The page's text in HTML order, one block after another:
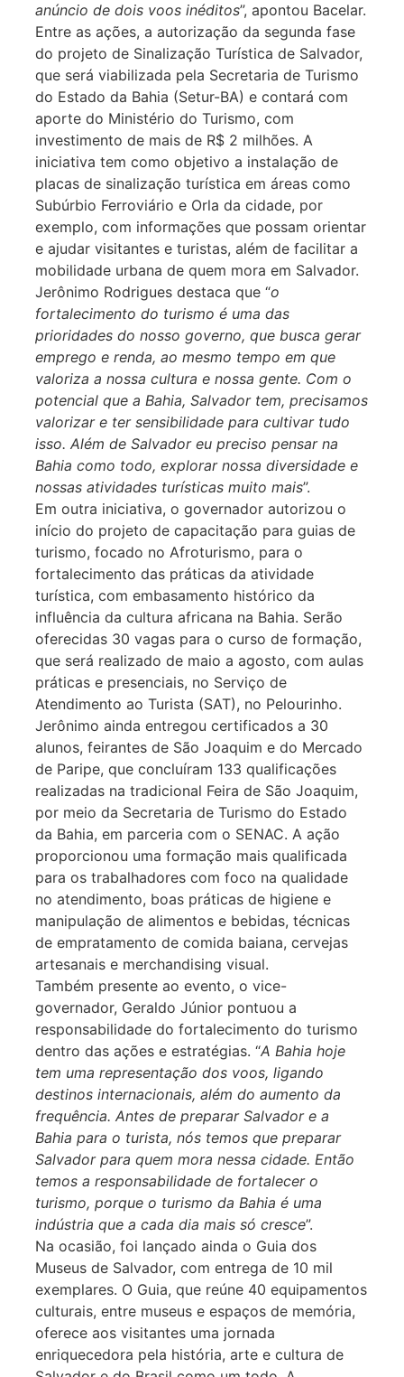
anúncio de dois voos inéditos”, apontou Bacelar.
Entre as ações, a autorização da segunda fase
do projeto de Sinalização Turística de Salvador,
que será viabilizada pela Secretaria de Turismo
do Estado da Bahia (Setur-BA) e contará com
aporte do Ministério do Turismo, com
investimento de mais de R$ 2 milhões. A
iniciativa tem como objetivo a instalação de
placas de sinalização turística em áreas como
Subúrbio Ferroviário e Orla da cidade, por
exemplo, com informações que possam orientar
e ajudar visitantes e turistas, além de facilitar a
mobilidade urbana de quem mora em Salvador.
Jerônimo Rodrigues destaca que “o
fortalecimento do turismo é uma das
prioridades do nosso governo, que busca gerar
emprego e renda, ao mesmo tempo em que
valoriza a nossa cultura e nossa gente. Com o
potencial que a Bahia, Salvador tem, precisamos
valorizar e ter sensibilidade para cultivar tudo
isso. Além de Salvador eu preciso pensar na
Bahia como todo, explorar nossa diversidade e
nossas atividades turísticas muito mais”.
Em outra iniciativa, o governador autorizou o
início do projeto de capacitação para guias de
turismo, focado no Afroturismo, para o
fortalecimento das práticas da atividade
turística, com embasamento histórico da
influência da cultura africana na Bahia. Serão
oferecidas 30 vagas para o curso de formação,
que será realizado de maio a agosto, com aulas
práticas e presenciais, no Serviço de
Atendimento ao Turista (SAT), no Pelourinho.
Jerônimo ainda entregou certificados a 30
alunos, feirantes de São Joaquim e do Mercado
de Paripe, que concluíram 133 qualificações
realizadas na tradicional Feira de São Joaquim,
por meio da Secretaria de Turismo do Estado
da Bahia, em parceria com o SENAC. A ação
proporcionou uma formação mais qualificada
para os trabalhadores com foco na qualidade
no atendimento, boas práticas de higiene e
manipulação de alimentos e bebidas, técnicas
de empratamento de comida baiana, cervejas
artesanais e merchandising visual.
Também presente ao evento, o vice-
governador, Geraldo Júnior pontuou a
responsabilidade do fortalecimento do turismo
dentro das ações e estratégias. “A Bahia hoje
tem uma representação dos voos, ligando
destinos internacionais, além do aumento da
frequência. Antes de preparar Salvador e a
Bahia para o turista, nós temos que preparar
Salvador para quem mora nessa cidade. Então
temos a responsabilidade de fortalecer o
turismo, porque o turismo da Bahia é uma
indústria que a cada dia mais só cresce”.
Na ocasião, foi lançado ainda o Guia dos
Museus de Salvador, com entrega de 10 mil
exemplares. O Guia, que reúne 40 equipamentos
culturais, entre museus e espaços de memória,
oferece aos visitantes uma jornada
enriquecedora pela história, arte e cultura de